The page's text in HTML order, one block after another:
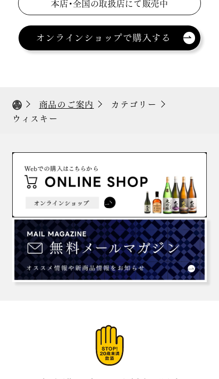
本店・全国の取扱店にて販売中
オンラインショップで購入する
商品のご案内
カテゴリー
ウィスキー